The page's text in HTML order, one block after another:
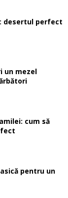
desertul perfect
un mezel
cum să
pentru un